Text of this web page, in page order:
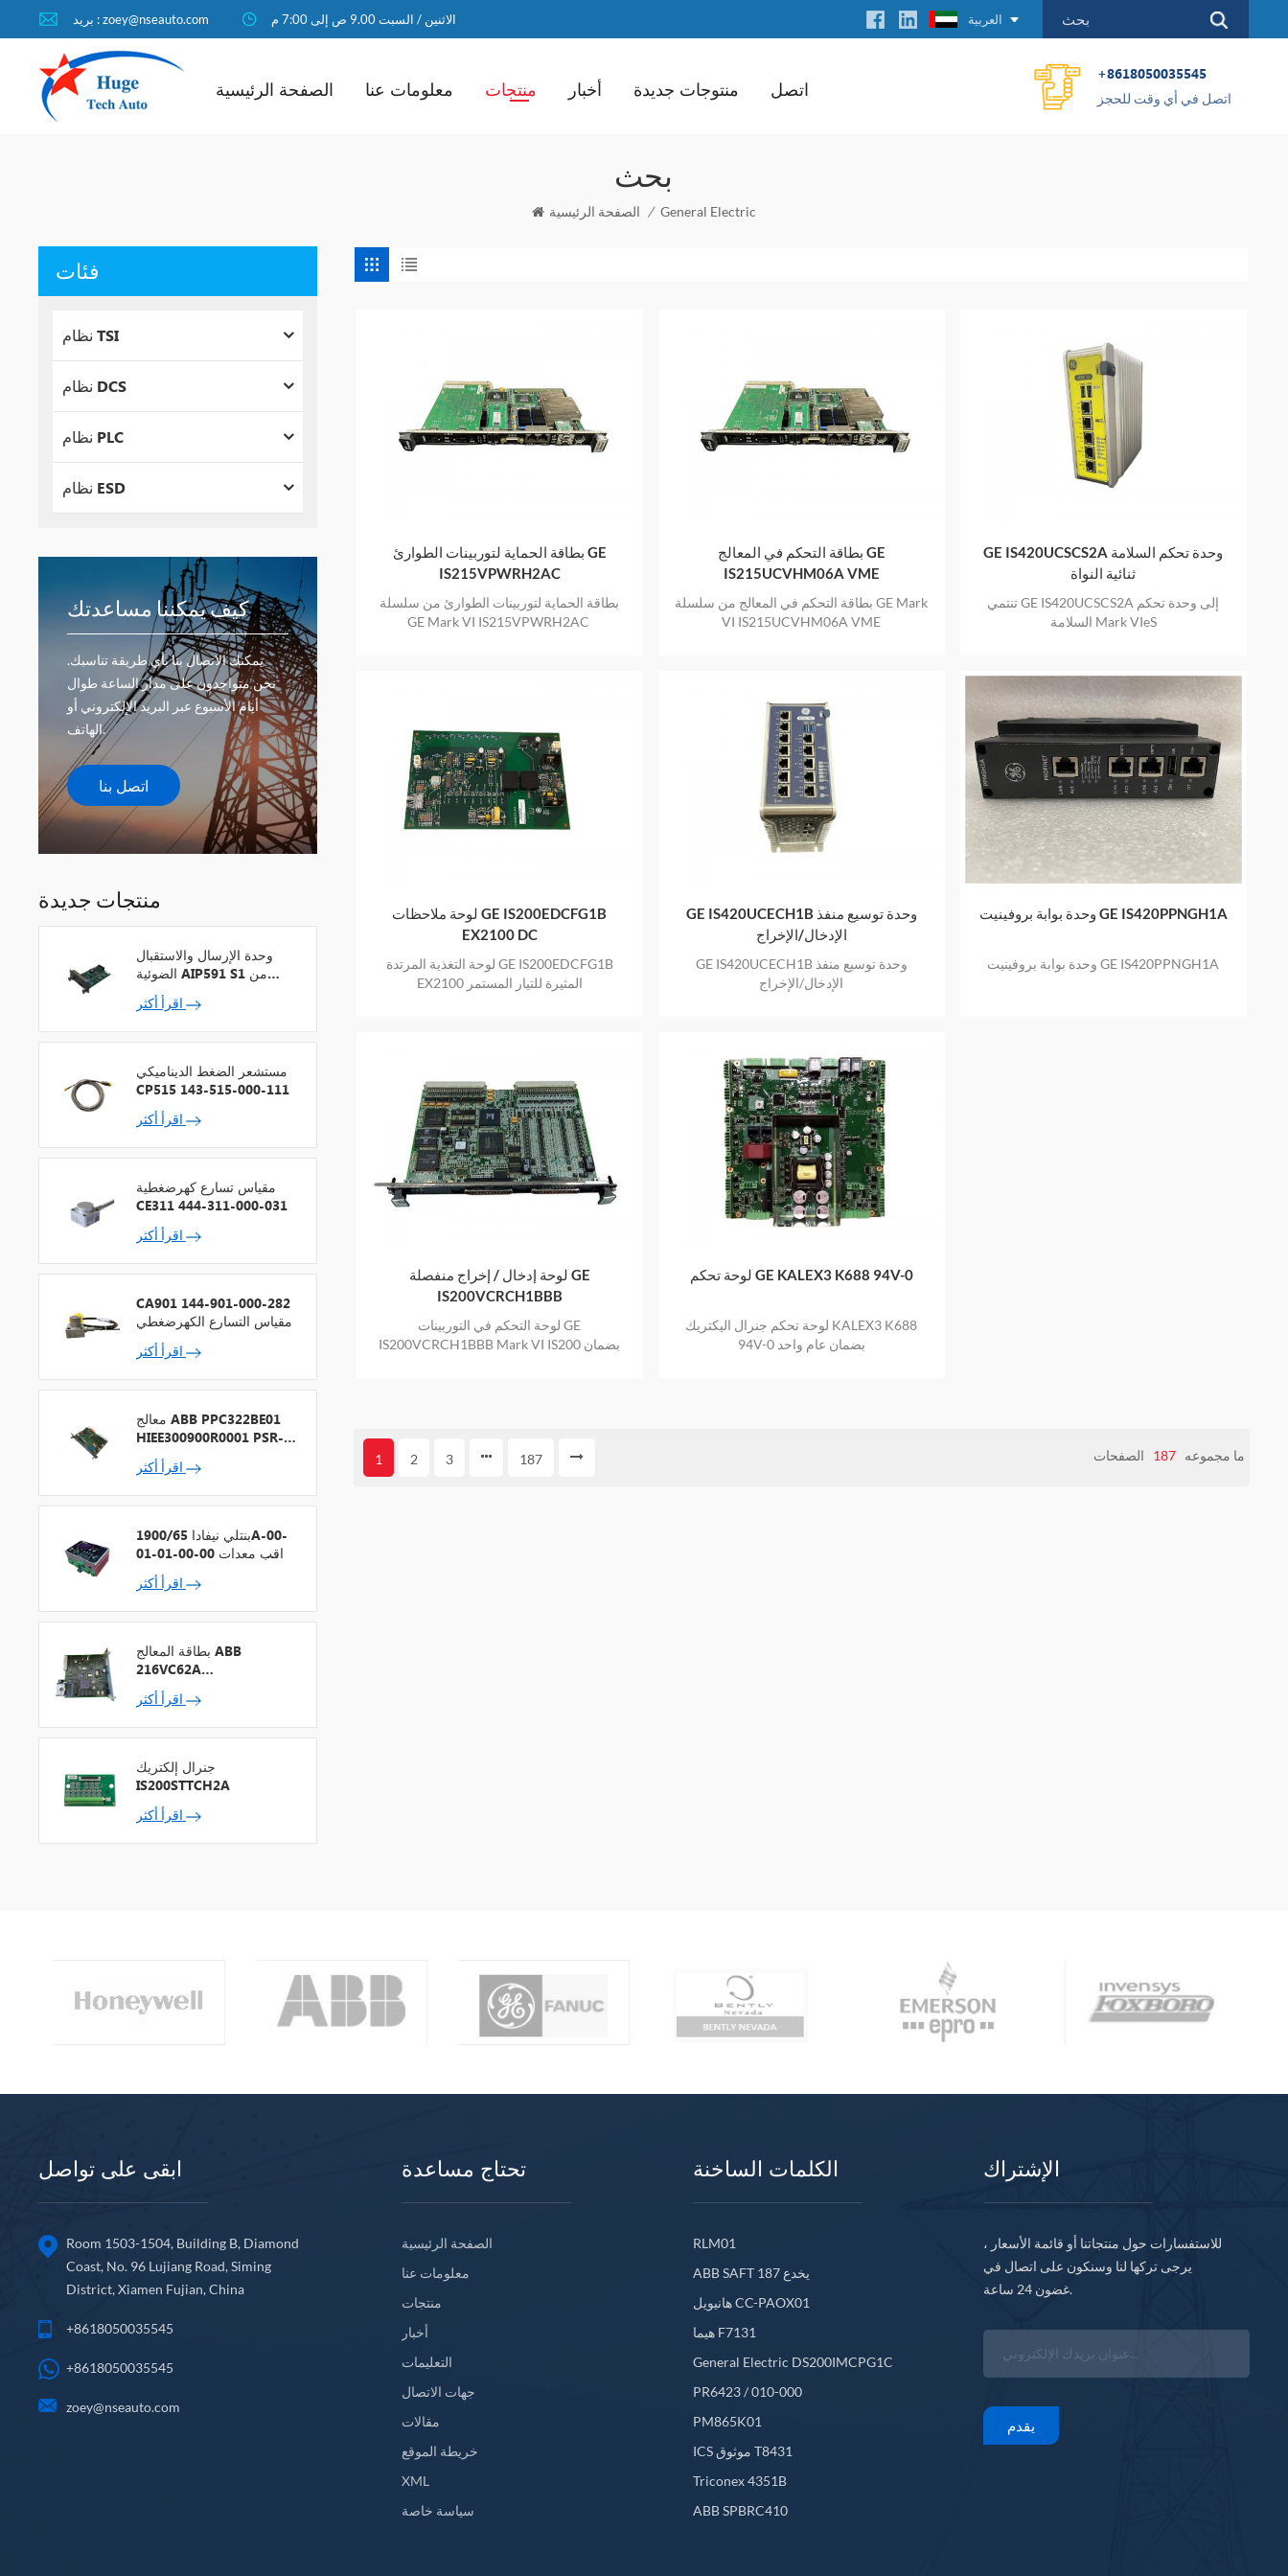
بريد : zoey@nseauto.com الاثنين / السبت 9.00 ص إلى 7:00 م العربية
الصفحة الرئيسية معلومات عنا منتجات أخبار منتوجات جديدة اتصل
+8618050035545
اتصل في أي وقت للحجز
بحث
الصفحة الرئيسية / General Electric
بطاقة الحماية لتوربينات الطوارئ GE
IS215VPWRH2AC
بطاقة الحماية لتوربينات الطوارئ من سلسلة
GE Mark VI IS215VPWRH2AC
بطاقة التحكم في المعالج GE
IS215UCVHM06A VME
بطاقة التحكم في المعالج من سلسلة GE Mark
VI IS215UCVHM06A VME
GE IS420UCSCS2A وحدة تحكم السلامة
ثنائية النواة
تنتمي GE IS420UCSCS2A إلى وحدة تحكم
السلامة Mark VIeS
لوحة ملاحظات GE IS200EDCFG1B
EX2100 DC
لوحة التغذية المرتدة GE IS200EDCFG1B
EX2100 المثيرة للتيار المستمر
GE IS420UCECH1B وحدة توسيع منفذ
الإدخال/الإخراج
GE IS420UCECH1B وحدة توسيع منفذ
الإدخال/الإخراج
وحدة بوابة بروفينيت GE IS420PPNGH1A
وحدة بوابة بروفينيت GE IS420PPNGH1A
لوحة إدخال / إخراج منفصلة GE
IS200VCRCH1BBB
لوحة التحكم في التوربينات GE
IS200VCRCH1BBB Mark VI IS200 بضمان
لوحة تحكم GE KALEX3 K688 94V-0
لوحة تحكم جنرال اليكتريك KALEX3 K688
94V-0 بضمان عام واحد
1 2 3 187 ما مجموعه 187 الصفحات
فئات
نظام TSI
نظام DCS
نظام PLC
نظام ESD
كيف يمكننا مساعدتك
يمكنك الاتصال بنا بأي طريقة تناسبك.
نحن متواجدون على مدار الساعة طوال
أيام الأسبوع عبر البريد الإلكتروني أو
الهاتف.
اتصل بنا
منتجات جديدة
وحدة الإرسال والاستقبال
الضوئية AIP591 S1 من
شركة يوكوجاوا لمكرر شبكة
V
مستشعر الضغط الديناميكي
CP515 143-515-000-111
مقياس تسارع كهرضغطية
CE311 444-311-000-031
CA901 144-901-000-282
مقياس التسارع الكهرضغطي
معالج ABB PPC322BE01
HIEE300900R0001 PSR-2
+ ناقل المجال
بنتلي نيفادا 1900/65A-00-
01-01-00-00 مراقب معدات
الأغراض العامة
بطاقة المعالج ABB
216VC62A
HESG324442R13
جنرال إلكتريك
IS200STTCH2A
ابقى على تواصل
Room 1503-1504, Building B, Diamond
Coast, No. 96 Lujiang Road, Siming
District, Xiamen Fujian, China
+8618050035545
+8618050035545
zoey@nseauto.com
تحتاج مساعدة
الصفحة الرئيسية
معلومات عنا
منتجات
أخبار
التعليمات
جهات الاتصال
مقالات
خريطة الموقع
XML
سياسة خاصة
الكلمات الساخنة
RLM01
ABB SAFT 187 يخدع
هانيويل CC-PAOX01
هيما F7131
General Electric DS200IMCPG1C
PR6423 / 010-000
PM865K01
ICS موثوق T8431
Triconex 4351B
ABB SPBRC410
الإشتراك
للاستفسارات حول منتجاتنا أو قائمة الأسعار ،
يرجى تركها لنا وسنكون على اتصال في
غضون 24 ساعة.
يقدم